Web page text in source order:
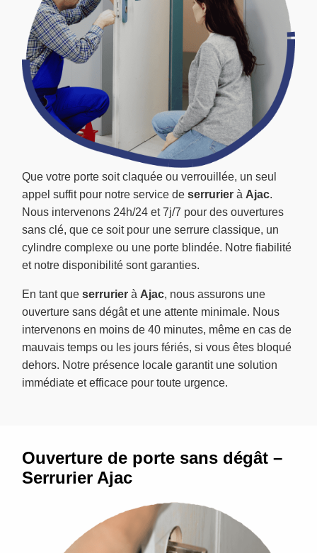
Que votre porte soit claquée ou verrouillée, un seul
appel suffit pour notre service de serrurier à Ajac.
Nous intervenons 24h/24 et 7j/7 pour des ouvertures
sans clé, que ce soit pour une serrure classique, un
cylindre complexe ou une porte blindée. Notre fiabilité
et notre disponibilité sont garanties.
En tant que serrurier à Ajac, nous assurons une
ouverture sans dégât et une attente minimale. Nous
intervenons en moins de 40 minutes, même en cas de
mauvais temps ou les jours fériés, si vous êtes bloqué
dehors. Notre présence locale garantit une solution
immédiate et efficace pour toute urgence.
Ouverture de porte sans dégât –
Serrurier Ajac